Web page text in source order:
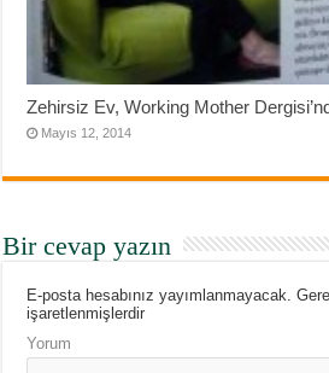
Zehirsiz Ev, Working Mother
Mayıs 12, 2014
Bir cevap yazın
E-posta hesabınız yayımlanmayacak.
işaretlenmişlerdir
Yorum